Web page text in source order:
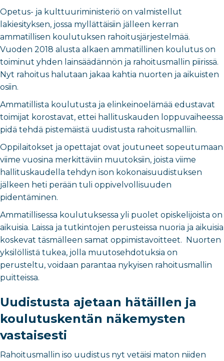
Opetus- ja kulttuuriministeriö on valmistellut
lakiesityksen, jossa myllättäisiin jälleen kerran
ammatillisen koulutuksen rahoitusjärjestelmää.
Vuoden 2018 alusta alkaen ammatillinen koulutus on
toiminut yhden lainsäädännön ja rahoitusmallin piirissä.
Nyt rahoitus halutaan jakaa kahtia nuorten ja aikuisten
osiin.
Ammatillista koulutusta ja elinkeinoelämää edustavat
toimijat korostavat, ettei hallituskauden loppuvaiheessa
pidä tehdä pistemäistä uudistusta rahoitusmalliin.
Oppilaitokset ja opettajat ovat joutuneet sopeutumaan
viime vuosina merkittäviin muutoksiin, joista viime
hallituskaudella tehdyn ison kokonaisuudistuksen
jälkeen heti perään tuli oppivelvollisuuden
pidentäminen.
Ammatillisessa koulutuksessa yli puolet opiskelijoista on
aikuisia. Laissa ja tutkintojen perusteissa nuoria ja aikuisia
koskevat täsmälleen samat oppimistavoitteet. Nuorten
yksilöllistä tukea, jolla muutosehdotuksia on
perusteltu, voidaan parantaa nykyisen rahoitusmallin
puitteissa.
Uudistusta ajetaan hätäillen ja
koulutuskentän näkemysten
vastaisesti
Rahoitusmallin iso uudistus nyt vetäisi maton niiden